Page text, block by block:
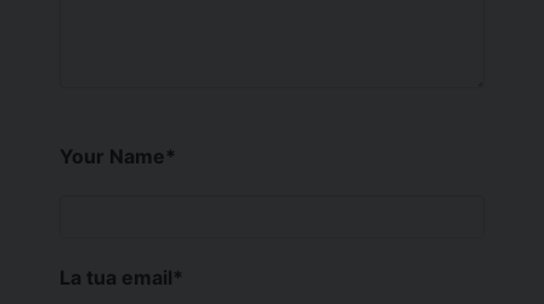
Your Name*
La tua email*